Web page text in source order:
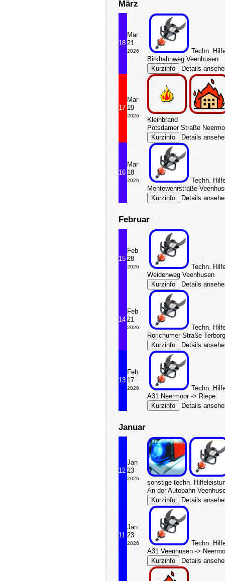
März
18
Mar
21
2026
Techn.
Birkhahnweg Veenhusen
Details
17
Mar
19
2026
Kleinbrand
Potsdamer Straße
Details
16
Mar
18
2026
Techn.
Mentewehrstraße
Details
Februar
15
Feb
28
2026
Techn.
Weidenweg Veenhusen
Details
14
Feb
21
2026
Techn.
Rorichumer Straße
Details
13
Feb
17
2026
Techn.
A31 Neermoor -> Riepe
Details
Januar
12
Jan
23
2026
sonstige techn.
An der Autobahn
Details
11
Jan
23
2026
Techn.
A31 Veenhusen ->
Details